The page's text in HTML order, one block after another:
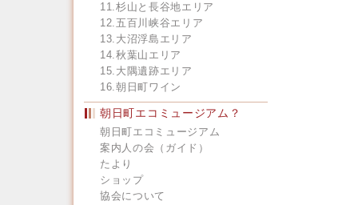
11.杉山と長谷地エリア
12.五百川峡谷エリア
13.大沼浮島エリア
14.秋葉山エリア
15.大隅遺跡エリア
16.朝日町ワイン
朝日町エコミュージアム？
朝日町エコミュージアム
案内人の会（ガイド）
たより
ショップ
協会について